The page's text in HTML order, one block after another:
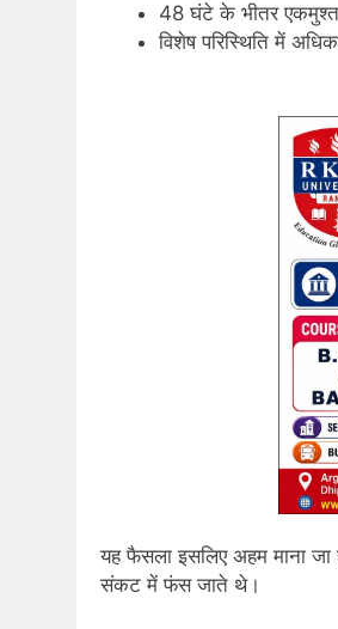
48 घंटे के भीतर एकमुश्त
विशेष परिस्थिति में
यह फैसला इसलिए अहम माना
संकट में फंस जाते थे।